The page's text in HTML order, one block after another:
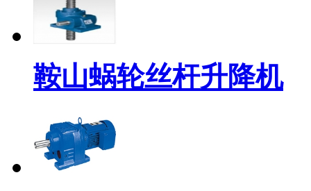
鞍山蜗轮丝杆升降机